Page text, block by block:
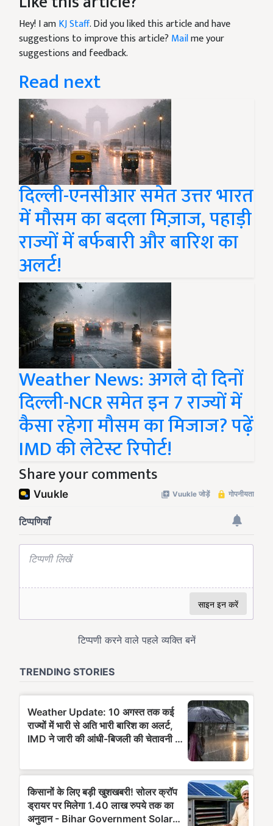
Hey! I amKJ Staff. Did you liked this article and have
suggestions to improve this article? Mailme your
suggestions and feedback.
Read next
दिल्ली-एनसीआर समेत उत्तर भारत
में मौसम का बदला मिज़ाज, पहाड़ी
राज्यों में बर्फबारी और बारिश का
अलर्ट!
Weather News: अगले दो दिनों
दिल्ली-NCR समेत इन 7 राज्यों में
कैसा रहेगा मौसम का मिजाज? पढ़ें
IMD की लेटेस्ट रिपोर्ट!
Share your comments